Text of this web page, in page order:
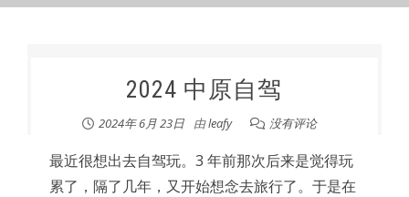
2024 中原自驾
2024年 6月 23日 由leafy 没有评论
最近很想出去自驾玩。3 年前那次后来是觉得玩
累了，隔了几年，又开始想念去旅行了。于是在